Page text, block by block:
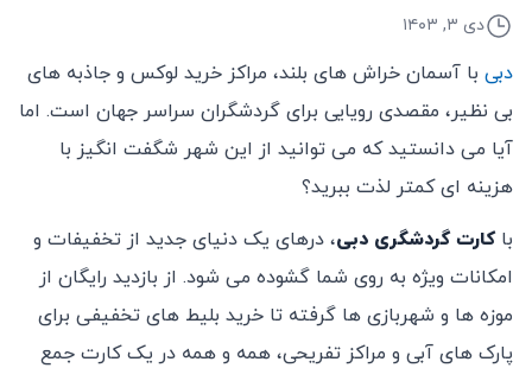
دی ۳, ۱۴۰۳
دبی با آسمان ‌خراش ‌های بلند، مراکز خرید لوکس و جاذبه‌ های
بی‌ نظیر، مقصدی رویایی برای گردشگران سراسر جهان است. اما
آیا می ‌دانستید که می ‌توانید از این شهر شگفت ‌انگیز با
هزینه ‌ای کمتر لذت ببرید؟
باکارت گردشگری دبی، درهای یک دنیای جدید از تخفیفات و
امکانات ویژه به روی شما گشوده می ‌شود. از بازدید رایگان از
موزه‌ ها و شهربازی ‌ها گرفته تا خرید بلیط‌ های تخفیفی برای
پارک ‌های آبی و مراکز تفریحی، همه و همه در یک کارت جمع